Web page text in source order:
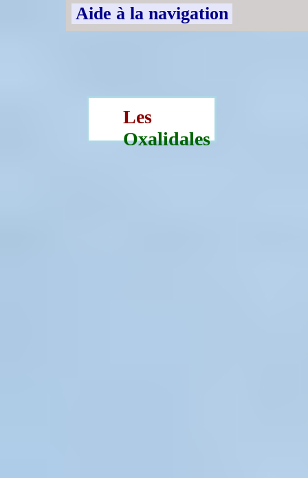
Aide à la navigation
Les
Oxalidales